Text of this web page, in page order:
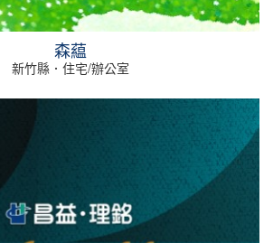
森藴
新竹縣．住宅/辦公室